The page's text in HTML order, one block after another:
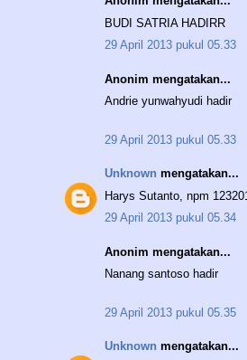
BUDI SATRIA HADIRR
29 April 2013 pukul 05.33
Anonim mengatakan...
Andrie yunwahyudi hadir
29 April 2013 pukul 05.33
Unknown mengatakan...
Harys Sutanto, npm
29 April 2013 pukul 05.34
Anonim mengatakan...
Nanang santoso hadir
29 April 2013 pukul 05.35
Unknown mengatakan...